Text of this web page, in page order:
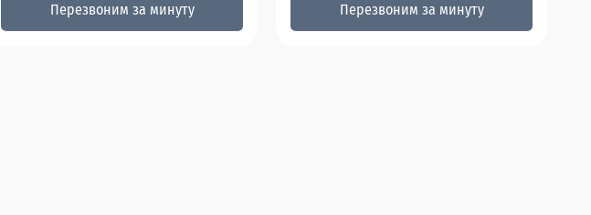
Перезвоним за минуту Перезвоним за минуту